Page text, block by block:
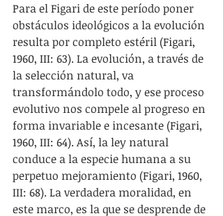
Para el Figari de este período poner
obstáculos ideológicos a la evolución
resulta por completo estéril (Figari,
1960, III: 63). La evolución, a través de
la selección natural, va
transformándolo todo, y ese proceso
evolutivo nos compele al progreso en
forma invariable e incesante (Figari,
1960, III: 64). Así, la ley natural
conduce a la especie humana a su
perpetuo mejoramiento (Figari, 1960,
III: 68). La verdadera moralidad, en
este marco, es la que se desprende de